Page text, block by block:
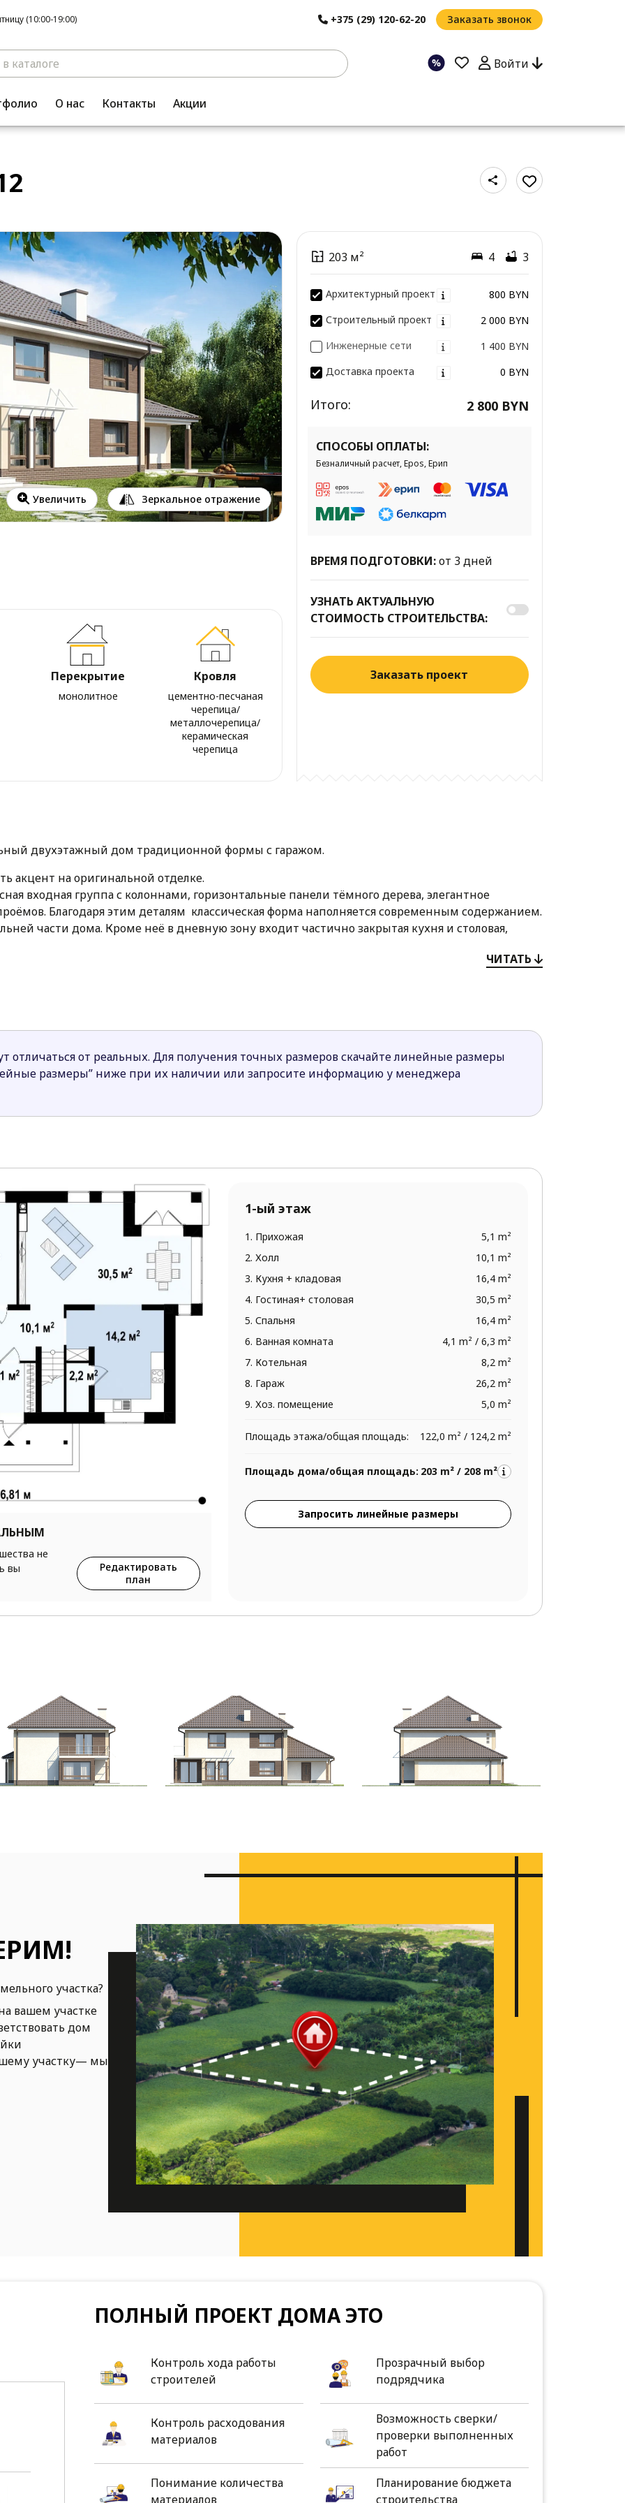
(10:00-19:00) +375 (29) 120-62-20 Заказать звонок
Войти
О нас Контакты Акции
Увеличить Зеркальное отражение
Перекрытие
монолитное
Кровля
цементно-песчаная
черепица/
металлочерепица/
керамическая
черепица
203 м² 4 3
Архитектурный проект
800 BYN
Строительный проект
2 000 BYN
Инженерные сети
1 400 BYN
Доставка проекта
0 BYN
Итого: 2 800 BYN
СПОСОБЫ ОПЛАТЫ:
Безналичный расчет, Epos, Ерип
ВРЕМЯ ПОДГОТОВКИ:от 3 дней
УЗНАТЬ АКТУАЛЬНУЮ
СТОИМОСТЬ СТРОИТЕЛЬСТВА:
Заказать проект
двухэтажный дом традиционной формы с гаражом.
акцент на оригинальной отделке.
входная группа с колоннами, горизонтальные панели тёмного дерева, элегантное
Благодаря этим деталям классическая форма наполняется современным содержанием.
части дома. Кроме неё в дневную зону входит частично закрытая кухня и столовая,
есть проход в прихожую, кроме того, через дополнительное хозяйственное помещение
общей.
каждый член которой в этом доме будет чувствовать себя удобно и свободно.
ЧИТАТЬ
от реальных. Для получения точных размеров скачайте линейные размеры
размеры” ниже при их наличии или запросите информацию у менеджера
не
вы
Редактировать
план
1-ый этаж
1. Прихожая
5,1 m²
2. Холл
10,1 m²
3. Кухня + кладовая
16,4 m²
4. Гостиная+ столовая
30,5 m²
5. Спальня
16,4 m²
6. Ванная комната
4,1 m² / 6,3 m²
7. Котельная
8,2 m²
8. Гараж
26,2 m²
9. Хоз. помещение
5,0 m²
Площадь этажа/общая площадь: 122,0 m² / 124,2 m²
Площадь дома/общая площадь: 203 m² / 208 m²
Запросить линейные размеры
участка?
вашем участке
дом
участку— мы
ПОЛНЫЙ ПРОЕКТ ДОМА ЭТО
Контроль хода работы
строителей
Прозрачный выбор
подрядчика
Контроль расходования
материалов
Возможность сверки/
проверки выполненных
работ
Понимание количества
материалов
Планирование бюджета
строительства